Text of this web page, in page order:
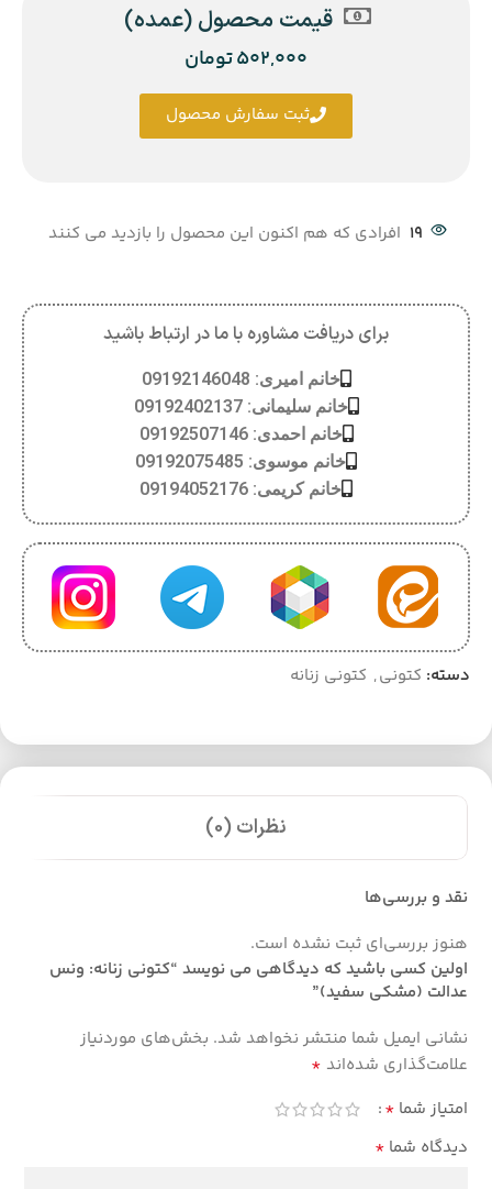
19 افرادی که هم اکنون این محصول را بازدید می کنند
برای دریافت مشاوره با ما در ارتباط باشید
خانم امیری: 09192146048
خانم سلیمانی: 09192402137
خانم احمدی: 09192507146
خانم موسوی: 09192075485
خانم کریمی: 09194052176
دسته: کتونی, کتونی زنانه
قیمت محصول (عمده)
502,000تومان
ثبت سفارش محصول
نظرات (0)
نقد و بررسی‌ها
هنوز بررسی‌ای ثبت نشده است.
اولین کسی باشید که دیدگاهی می نویسد “کتونی زنانه: ونس
عدالت (مشکی سفید)”
نشانی ایمیل شما منتشر نخواهد شد. بخش‌های موردنیاز
علامت‌گذاری شده‌اند *
امتیاز شما *
دیدگاه شما *